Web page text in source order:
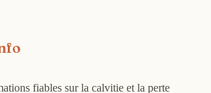
fiables sur la calvitie et la perte